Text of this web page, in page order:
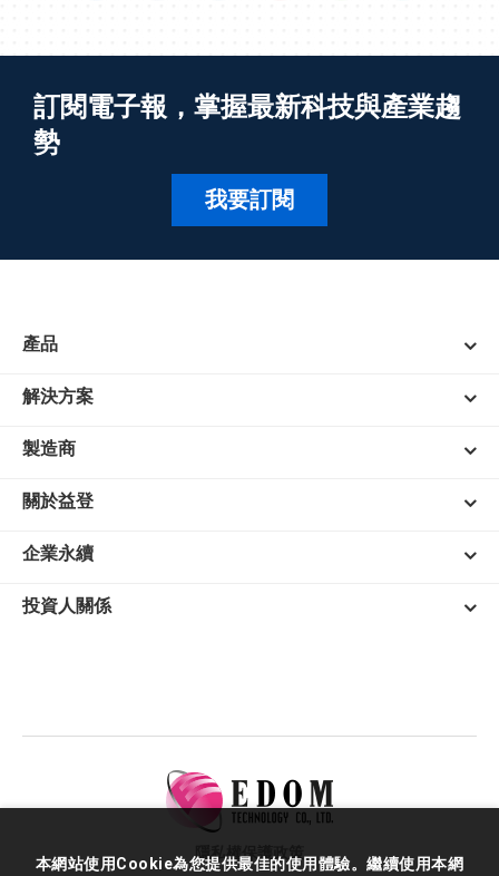
訂閱電子報，掌握最新科技與產業趨
勢
我要訂閱
產品
解決方案
製造商
關於益登
企業永續
投資人關係
隱私權保護政策
本網站使用Cookie為您提供最佳的使用體驗。繼續使用本網